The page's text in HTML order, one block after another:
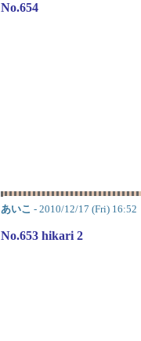
No.654
あいこ - 2010/12/17 (Fri) 16:52
No.653 hikari 2